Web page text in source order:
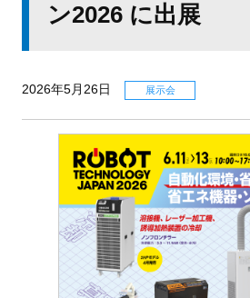
ン2026 に出展
2026年5月26日 展示会